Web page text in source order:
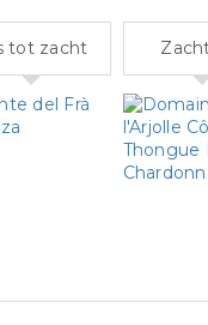
tot zacht